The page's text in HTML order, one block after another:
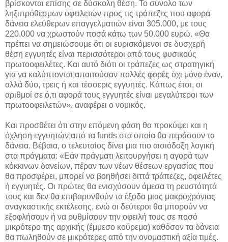
βρίσκονται επίσης σε δύσκολη θέση. Το σύνολο των
ληξιπρόθεσμων οφειλετών προς τις τράπεζες που αφορά
δάνεια ελεύθερων επαγγελματιών είναι 305.000, με τους
220.000 να χρωστούν ποσά κάτω των 50.000 ευρώ. «Θα
πρέπει να σημειώσουμε ότι οι ευρισκόμενοι σε δυσχερή
θέση εγγυητές είναι περισσότεροι από τους φυσικούς
πρωτοοφειλέτες. Και αυτό διότι οι τράπεζες ως στρατηγική
για να καλύπτονται απαιτούσαν πολλές φορές όχι μόνο έναν,
αλλά δύο, τρεις ή και τέσσερις εγγυητές. Κάπως έτσι, οι
αριθμοί σε ό,τι αφορά τους εγγυητές είναι μεγαλύτεροι των
πρωτοοφειλετών», αναφέρει ο νομικός.
Και προσθέτει ότι στην επόμενη φάση θα προκύψει και η
όχληση εγγυητών από τα funds στα οποία θα περάσουν τα
δάνεια. Βέβαια, ο τελευταίος δίνει μια πιο αισιόδοξη λογική
στα πράγματα: «Εάν πράγματι λειτουργήσει η αγορά των
κόκκινων δανείων, πέραν των νέων θέσεων εργασίας που
θα προσφέρει, μπορεί να βοηθήσει διττά τράπεζες, οφειλέτες
ή εγγυητές. Οι πρώτες θα ενισχύσουν άμεσα τη ρευστότητά
τους και δεν θα επιβαρυνθούν τα έξοδα μιας μακροχρόνιας
αναγκαστικής εκτέλεσης, ενώ οι δεύτεροι θα μπορούν να
εξοφλήσουν ή να ρυθμίσουν την οφειλή τους σε ποσό
μικρότερο της αρχικής (έμμεσο κούρεμα) καθόσον τα δάνεια
θα πωληθούν σε μικρότερες από την ονομαστική αξία τιμές.